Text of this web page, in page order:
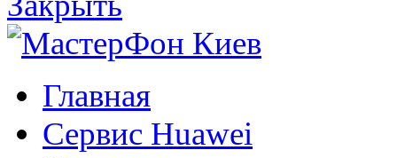
Главная
Сервис Huawei